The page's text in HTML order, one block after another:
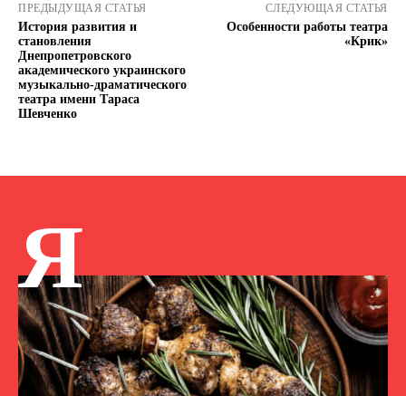
ПРЕДЫДУЩАЯ СТАТЬЯ
История развития и
становления
Днепропетровского
академического украинского
музыкально-драматического
театра имени Тараса
Шевченко
СЛЕДУЮЩАЯ СТАТЬЯ
Особенности работы театра
«Крик»
Я